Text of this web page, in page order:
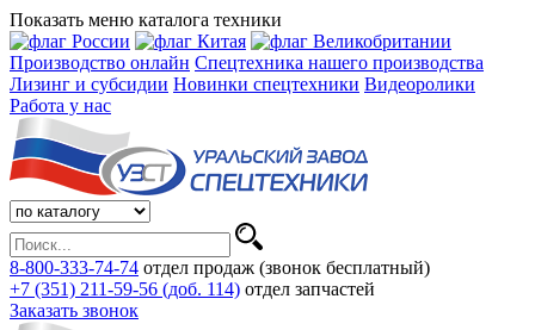
Показать меню каталога техники
Производство онлайн Спецтехника нашего производства
Лизинг и субсидии Новинки спецтехники Видеоролики
Работа у нас
8-800-333-74-74 отдел продаж (звонок бесплатный)
+7 (351) 211-59-56 (доб. 114) отдел запчастей
Заказать звонок